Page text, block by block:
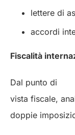
lettere di
accordi
Fiscalità
Dal punto di
vista fiscale,
doppie